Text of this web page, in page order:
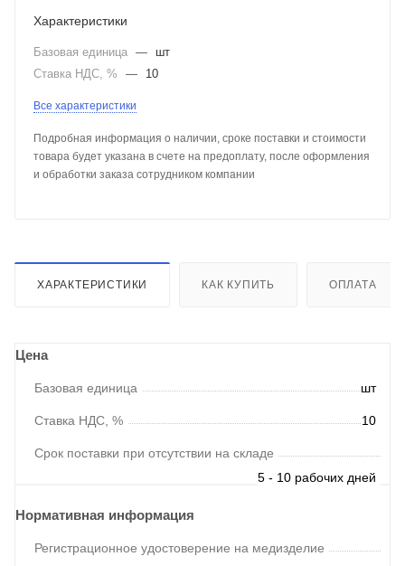
Характеристики
Базовая единица —
шт
Ставка НДС, %
— 10
Все характеристики
Подробная информация о наличии, сроке поставки и стоимости
товара будет указана в счете на предоплату, после оформления
и обработки заказа сотрудником компании
ХАРАКТЕРИСТИКИ КАК КУПИТЬ ОПЛАТА
Цена
Базовая единица шт
Ставка НДС, % 10
Срок поставки при отсутствии на складе
5 - 10 рабочих дней
Нормативная информация
Регистрационное удостоверение на медизделие